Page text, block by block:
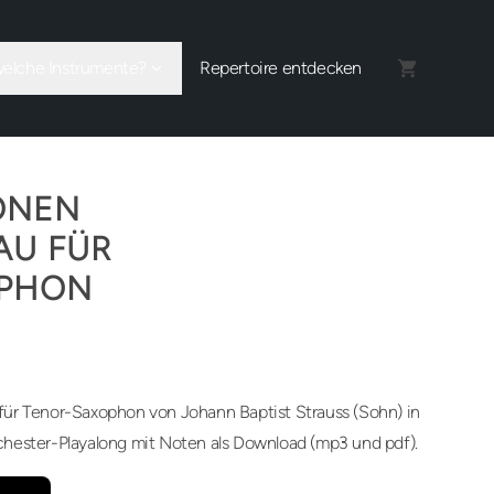
Repertoire entdecken
FÜR
Tenor-Saxophon von Johann Baptist Strauss (Sohn) in
Playalong mit Noten als Download (mp3 und pdf).